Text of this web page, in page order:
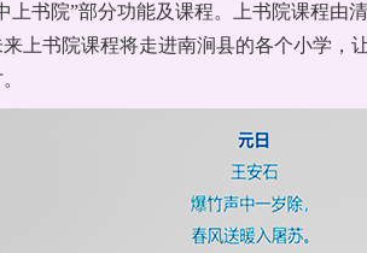
书院”部分功能及课程。上书院课程由
上书院课程将走进南涧县的各个小学，